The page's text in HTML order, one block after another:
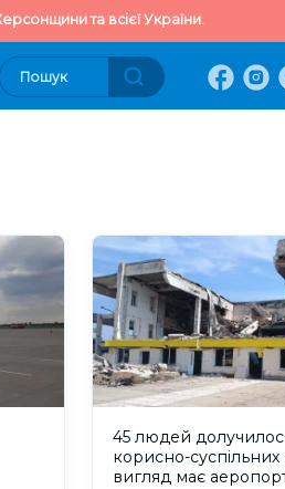
та всієї України.
45 людей
корисно-суспільних
вигляд має